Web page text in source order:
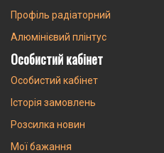
Профіль радіаторний
Алюмінієвий плінтус
Особистий кабінет
Особистий кабінет
Історія замовлень
Розсилка новин
Мої бажання